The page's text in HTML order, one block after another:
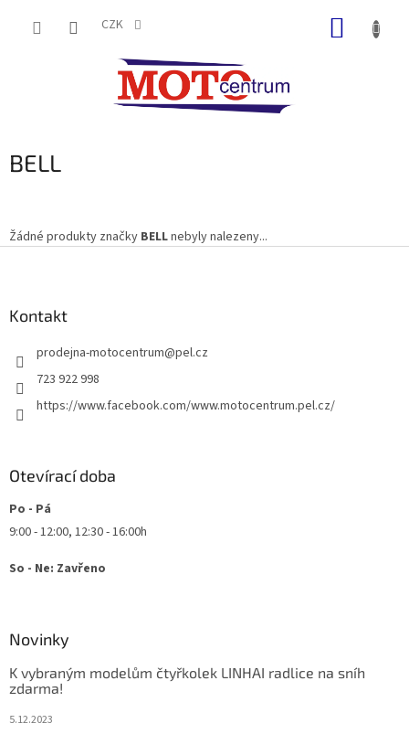
CZK
BELL
Žádné produkty značky BELLnebyly nalezeny...
Kontakt
prodejna-motocentrum@pel.cz
723 922 998
https://www.facebook.com/www.motocentrum.pel.cz/
Otevírací doba
Po - Pá
9:00 - 12:00, 12:30 - 16:00h
So - Ne: Zavřeno
Novinky
K vybraným modelům čtyřkolek LINHAI radlice na sníh
zdarma!
5.12.2023